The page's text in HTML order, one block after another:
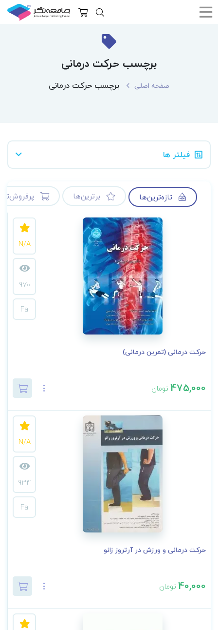
برچسب حرکت درمانی
صفحه اصلی برچسب حرکت درمانی
فیلتر ها
تازه‌ترین‌ها برترین‌ها
N/A
970
Fa
حرکت درمانی (تمرین درمانی)
475,000تومان
N/A
934
Fa
حرکت درمانی و ورزش در آرتروز زانو
40,000تومان